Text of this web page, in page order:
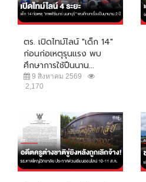
ตร. เปิดไทม์ไลน์ "เด็ก 14"
ก่อนก่อเหตุรุนแรง พบ
ศึกษาการใช้ปืนนาน...
9 สิงหาคม 2569
2,170